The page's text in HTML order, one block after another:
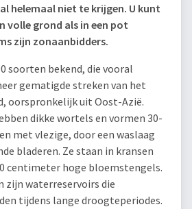
helemaal niet te krijgen. U kunt
volle grond als in een pot
zijn zonaanbidders.
soorten bekend, die vooral
gematigde streken van het
oorspronkelijk uit Oost-Azië.
dikke wortels en vormen 30-
met vlezige, door een waslaag
bladeren. Ze staan in kransen
centimeter hoge bloemstengels.
zijn waterreservoirs die
tijdens lange droogteperiodes.